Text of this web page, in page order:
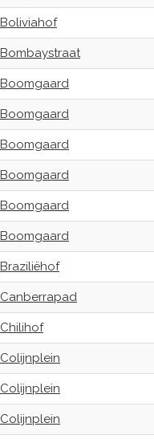
Boliviahof
Bombaystraat
Boomgaard
Boomgaard
Boomgaard
Boomgaard
Boomgaard
Boomgaard
Braziliëhof
Canberrapad
Chilihof
Colijnplein
Colijnplein
Colijnplein